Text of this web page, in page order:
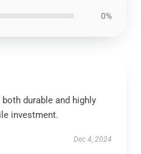
0%
durable and highly
investment.
Dec 4, 2024